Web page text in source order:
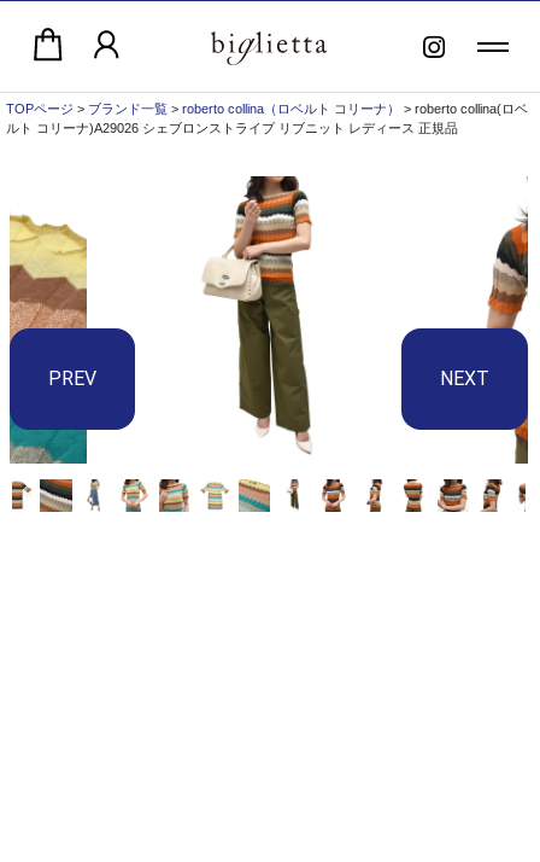
TOPページ > ブランド一覧 > roberto collina（ロベルト コリーナ）
> roberto collina(ロベ
ルト コリーナ)A29026 シェブロンストライプ リブニット レディース 正規品